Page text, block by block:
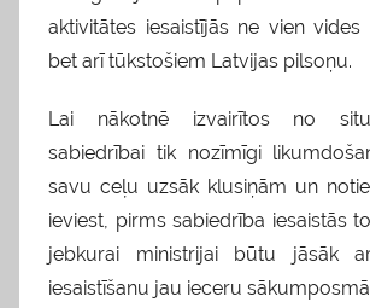
aktivitātes iesaistījās ne vien vides
bet arī tūkstošiem Latvijas pilsoņu.
Lai nākotnē izvairītos no
sabiedrībai tik nozīmīgi
savu ceļu uzsāk klusiņām un
ieviest, pirms sabiedrība iesaistās
jebkurai ministrijai būtu jāsāk
iesaistīšanu jau ieceru